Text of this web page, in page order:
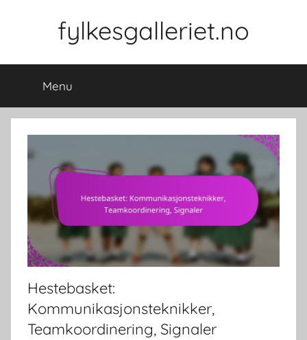
fylkesgalleriet.no
Menu
Hestebasket:
Kommunikasjonsteknikker,
Teamkoordinering, Signaler